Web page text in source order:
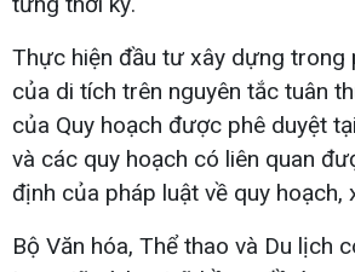
Thực hiện đầu tư xây dựng trong
của di tích trên nguyên tắc tuân
của Quy hoạch được phê duyệt
và các quy hoạch có liên quan
định của pháp luật về quy hoạch,
Bộ Văn hóa, Thể thao và Du lịch